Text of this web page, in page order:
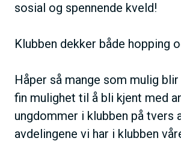
sosial og spennende kveld!
Klubben dekker både hopping
Håper så mange som mulig
fin mulighet til å bli kjent med
ungdommer i klubben på tvers
avdelingene vi har i klubben